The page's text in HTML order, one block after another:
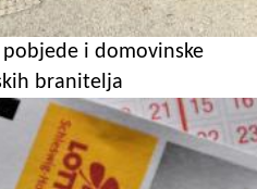
i domovinske
branitelja